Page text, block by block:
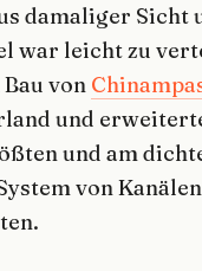
damaliger Sicht
war leicht zu
von
und
und am
von